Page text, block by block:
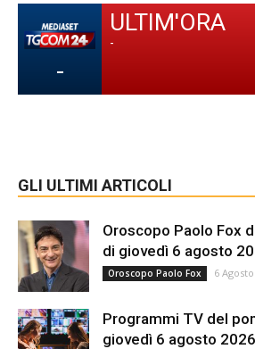
-
ULTIM'ORA
-
GLI ULTIMI ARTICOLI
Oroscopo Paolo Fox
di giovedì 6 agosto
Oroscopo Paolo Fox 6
Programmi TV del
giovedì 6 agosto 2026